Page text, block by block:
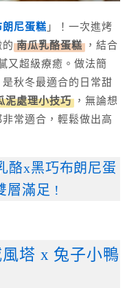
尼蛋糕 」！一次進烤
南瓜乳酪蛋糕 ，結合
又超級療癒。做法簡
秋冬最適合的日常甜
泥處理小技巧 ，無論想
常適合，輕鬆做出高
酪x黑巧布朗尼蛋
層滿足 !
塔 x 兔子小鴨